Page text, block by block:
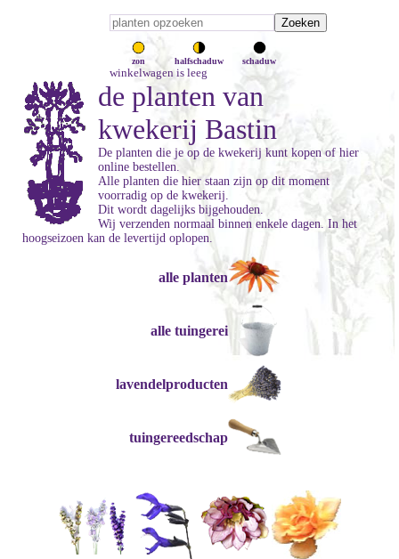
zon halfschaduw schaduw
winkelwagen is leeg
de planten van
kwekerij Bastin
De planten die je op de kwekerij kunt kopen of hier
online bestellen.
Alle planten die hier staan zijn op dit moment
voorradig op de kwekerij.
Dit wordt dagelijks bijgehouden.
Wij verzenden normaal binnen enkele dagen. In het
hoogseizoen kan de levertijd oplopen.
alle planten
alle tuingerei
lavendelproducten
tuingereedschap